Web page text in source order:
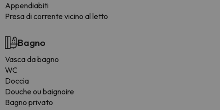
Appendiabiti
Presa di corrente vicino al letto
Bagno
Vasca da bagno
WC
Doccia
Douche ou baignoire
Bagno privato